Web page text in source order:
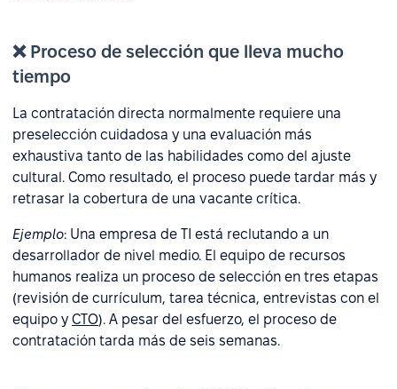
❌ Proceso de selección que lleva mucho
tiempo
La contratación directa normalmente requiere una
preselección cuidadosa y una evaluación más
exhaustiva tanto de las habilidades como del ajuste
cultural. Como resultado, el proceso puede tardar más y
retrasar la cobertura de una vacante crítica.
Ejemplo: Una empresa de TI está reclutando a un
desarrollador de nivel medio. El equipo de recursos
humanos realiza un proceso de selección en tres etapas
(revisión de currículum, tarea técnica, entrevistas con el
equipo y CTO). A pesar del esfuerzo, el proceso de
contratación tarda más de seis semanas.